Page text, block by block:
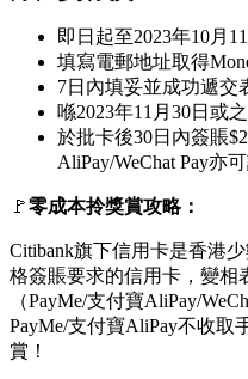
即日起至2023年10月
填寫電郵地址取得
7日內填妥並成功遞交
喺2023年11月30日或
於批卡後30日內簽賬
AliPay/WeChat Pay亦
🚩零成本拎獎賞攻略：
Citibank旗下信用卡是香港
格簽賬要求的信用卡，變相
（PayMe/支付寶AliPay/
PayMe/支付寶AliPay不收取
賞！